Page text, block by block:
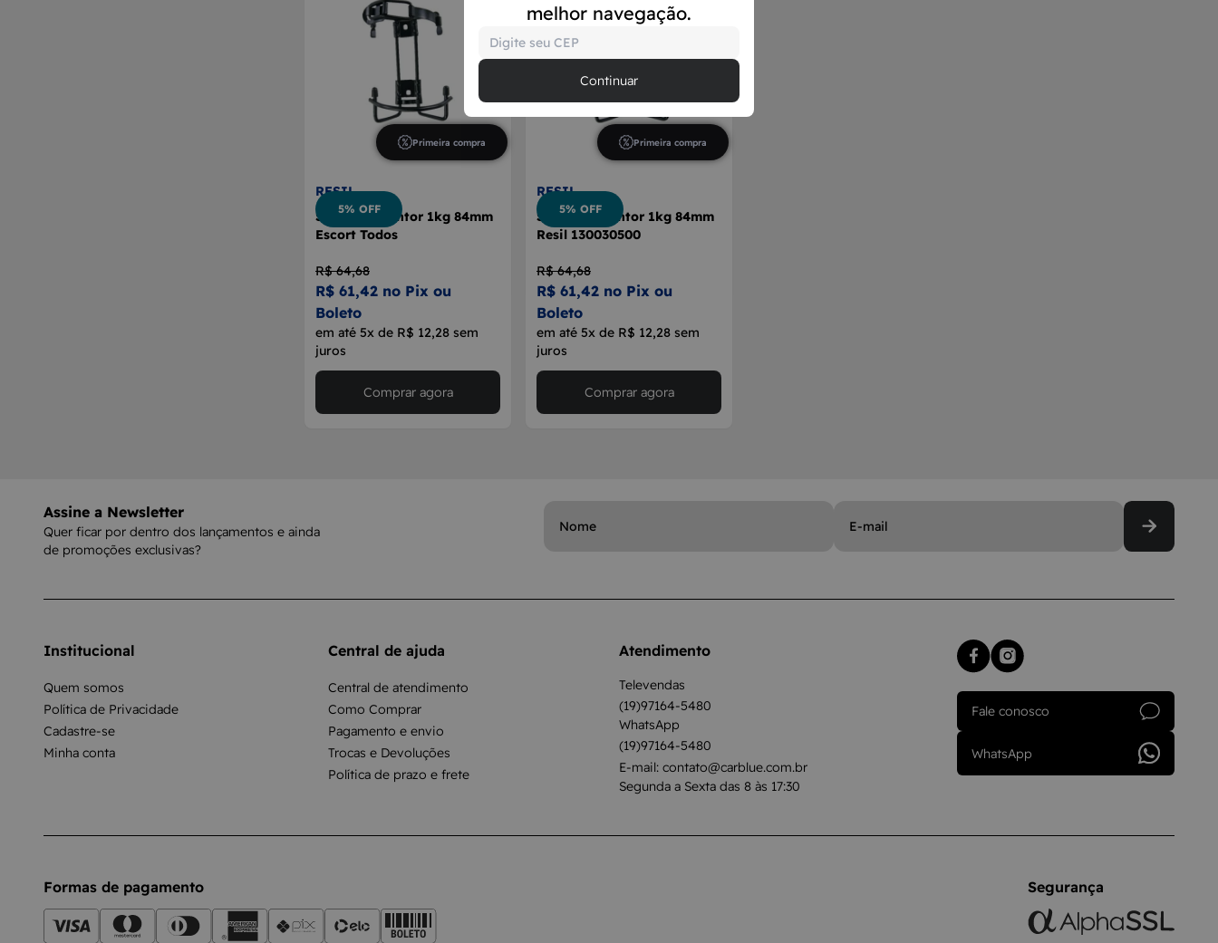
melhor navegação.
Continuar
Primeira compra
RESIL
Suporte Extintor 1kg 84mm
Escort Todos
R$ 64,68
R$ 61,42 no Pix ou
Boleto
em até 5x de R$ 12,28 sem
juros
5% OFF
Comprar agora
Primeira compra
RESIL
Suporte Extintor 1kg 84mm
Resil 130030500
R$ 64,68
R$ 61,42 no Pix ou
Boleto
em até 5x de R$ 12,28 sem
juros
5% OFF
Comprar agora
Assine a Newsletter
Quer ficar por dentro dos lançamentos e ainda
de promoções exclusivas?
Institucional
Quem somos
Política de Privacidade
Cadastre-se
Minha conta
Central de ajuda
Central de atendimento
Como Comprar
Pagamento e envio
Trocas e Devoluções
Política de prazo e frete
Atendimento
Televendas
(19)97164-5480
WhatsApp
(19)97164-5480
E-mail: contato@carblue.com.br
Segunda a Sexta das 8 às 17:30
Fale conosco
WhatsApp
Formas de pagamento Segurança